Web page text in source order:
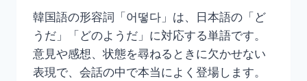
語
ま
と
め】
韓国語の形容詞「어떻다」は、日本語の「ど
うだ」「どのようだ」に対応する単語です。
意見や感想、状態を尋ねるときに欠かせない
表現で、会話の中で本当によく登場します。